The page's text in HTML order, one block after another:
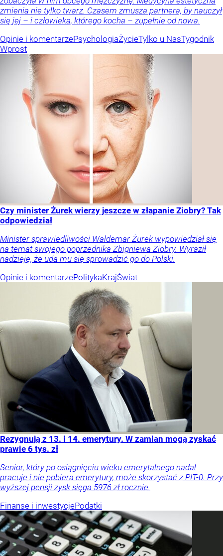
zmienia nie tylko twarz. Czasem zmusza partnera, by nauczył
się jej – i człowieka, którego kocha – zupełnie od nowa.
Opinie i komentarzePsychologiaŻycieTylko u NasTygodnik
Wprost
Czy minister Żurek wierzy jeszcze w złapanie Ziobry? Tak
odpowiedział
Minister sprawiedliwości Waldemar Żurek wypowiedział się
na temat swojego poprzednika Zbigniewa Ziobry. Wyraził
nadzieję, że uda mu się sprowadzić go do Polski.
Opinie i komentarzePolitykaKrajŚwiat
Rezygnują z 13. i 14. emerytury. W zamian mogą zyskać
prawie 6 tys. zł
Senior, który po osiągnięciu wieku emerytalnego nadal
pracuje i nie pobiera emerytury, może skorzystać z PIT-0. Przy
wyższej pensji zysk sięga 5976 zł rocznie.
Finanse i inwestycjePodatki